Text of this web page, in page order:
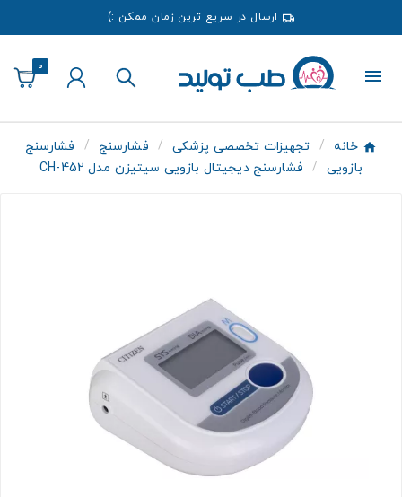
ارسال در سریع ترین زمان ممکن :)
0
خانه تجهیزات تخصصی پزشکی فشارسنج
فشارسنج
بازویی
فشارسنج دیجیتال بازویی سیتیزن مدل CH-452